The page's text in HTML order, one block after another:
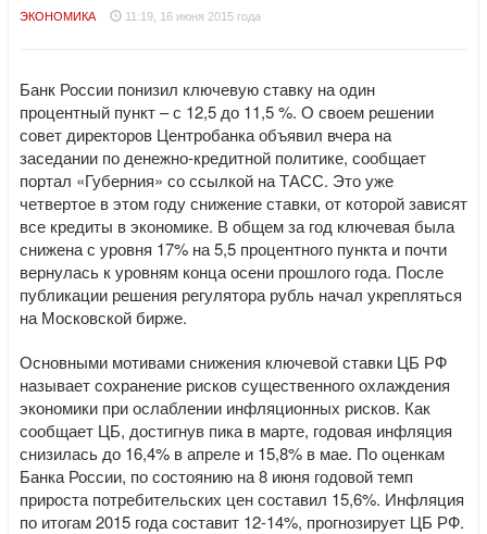
ЭКОНОМИКА 11:19, 16 июня 2015 года
Банк России понизил ключевую ставку на один
процентный пункт – с 12,5 до 11,5 %. О своем решении
совет директоров Центробанка объявил вчера на
заседании по денежно-кредитной политике, сообщает
портал «Губерния» со ссылкой на ТАСС. Это уже
четвертое в этом году снижение ставки, от которой зависят
все кредиты в экономике. В общем за год ключевая была
снижена с уровня 17% на 5,5 процентного пункта и почти
вернулась к уровням конца осени прошлого года. После
публикации решения регулятора рубль начал укрепляться
на Московской бирже.
Основными мотивами снижения ключевой ставки ЦБ РФ
называет сохранение рисков существенного охлаждения
экономики при ослаблении инфляционных рисков. Как
сообщает ЦБ, достигнув пика в марте, годовая инфляция
снизилась до 16,4% в апреле и 15,8% в мае. По оценкам
Банка России, по состоянию на 8 июня годовой темп
прироста потребительских цен составил 15,6%. Инфляция
по итогам 2015 года составит 12-14%, прогнозирует ЦБ РФ.